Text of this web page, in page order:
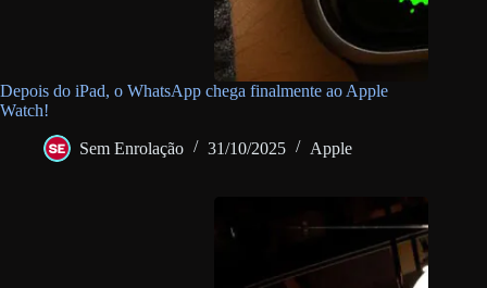
Depois do iPad, o WhatsApp chega finalmente ao Apple
Watch!
Sem Enrolação 31/10/2025 Apple